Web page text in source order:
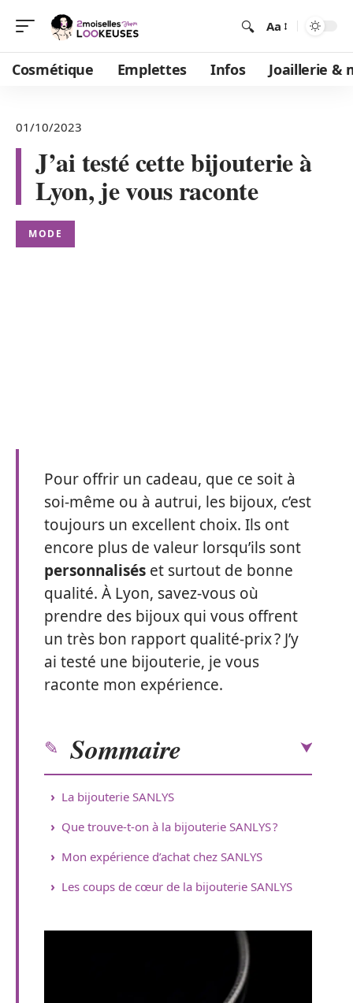
Aa
Cosmétique Emplettes Infos Joaillerie &
01/10/2023
J’ai testé cette bijouterie à
Lyon, je vous raconte
MODE
Pour offrir un cadeau, que ce soit à
soi-même ou à autrui, les bijoux, c’est
toujours un excellent choix. Ils ont
encore plus de valeur lorsqu’ils sont
personnalisés et surtout de bonne
qualité. À Lyon, savez-vous où
prendre des bijoux qui vous offrent
un très bon rapport qualité-prix ? J’y
ai testé une bijouterie, je vous
raconte mon expérience.
Sommaire
La bijouterie SANLYS
Que trouve-t-on à la bijouterie SANLYS ?
Mon expérience d’achat chez SANLYS
Les coups de cœur de la bijouterie SANLYS